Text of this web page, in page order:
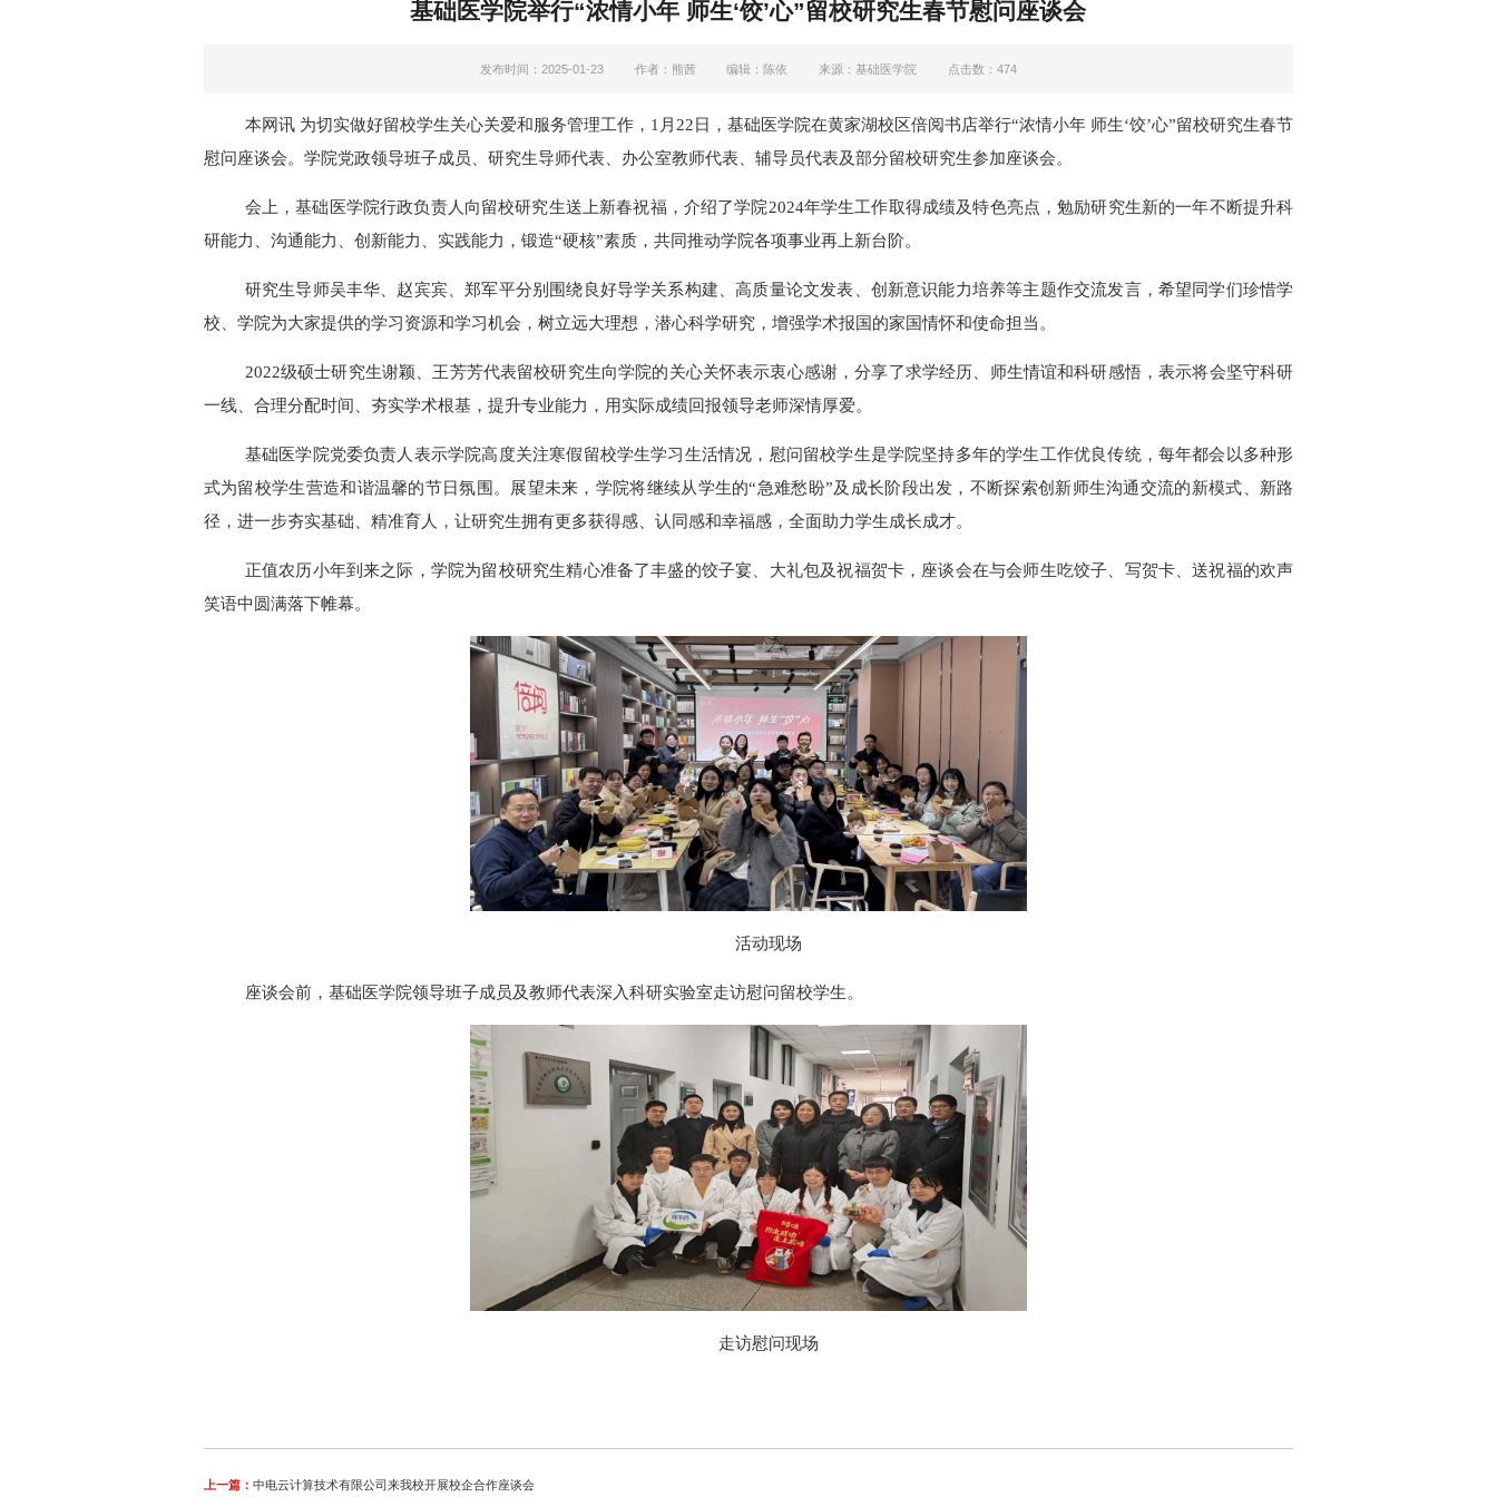
基础医学院举行“浓情小年 师生‘饺’心”留校研究生春节慰问座谈会
发布时间：2025-01-23 作者：熊茜 编辑：陈依 来源：基础医学院 点击数：474
本网讯 为切实做好留校学生关心关爱和服务管理工作，1月22日，基础医学院在黄家湖校区倍阅书店举行“浓情小年 师生‘饺’心”留校研究生春节
慰问座谈会。学院党政领导班子成员、研究生导师代表、办公室教师代表、辅导员代表及部分留校研究生参加座谈会。
会上，基础医学院行政负责人向留校研究生送上新春祝福，介绍了学院2024年学生工作取得成绩及特色亮点，勉励研究生新的一年不断提升科
研能力、沟通能力、创新能力、实践能力，锻造“硬核”素质，共同推动学院各项事业再上新台阶。
研究生导师吴丰华、赵宾宾、郑军平分别围绕良好导学关系构建、高质量论文发表、创新意识能力培养等主题作交流发言，希望同学们珍惜学
校、学院为大家提供的学习资源和学习机会，树立远大理想，潜心科学研究，增强学术报国的家国情怀和使命担当。
2022级硕士研究生谢颖、王芳芳代表留校研究生向学院的关心关怀表示衷心感谢，分享了求学经历、师生情谊和科研感悟，表示将会坚守科研
一线、合理分配时间、夯实学术根基，提升专业能力，用实际成绩回报领导老师深情厚爱。
基础医学院党委负责人表示学院高度关注寒假留校学生学习生活情况，慰问留校学生是学院坚持多年的学生工作优良传统，每年都会以多种形
式为留校学生营造和谐温馨的节日氛围。展望未来，学院将继续从学生的“急难愁盼”及成长阶段出发，不断探索创新师生沟通交流的新模式、新路
径，进一步夯实基础、精准育人，让研究生拥有更多获得感、认同感和幸福感，全面助力学生成长成才。
正值农历小年到来之际，学院为留校研究生精心准备了丰盛的饺子宴、大礼包及祝福贺卡，座谈会在与会师生吃饺子、写贺卡、送祝福的欢声
笑语中圆满落下帷幕。
活动现场
座谈会前，基础医学院领导班子成员及教师代表深入科研实验室走访慰问留校学生。
走访慰问现场
上一篇： 中电云计算技术有限公司来我校开展校企合作座谈会